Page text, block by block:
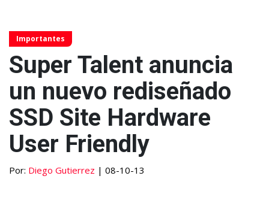
Importantes
Super Talent anuncia
un nuevo rediseñado
SSD Site Hardware
User Friendly
Por: Diego Gutierrez | 08-10-13